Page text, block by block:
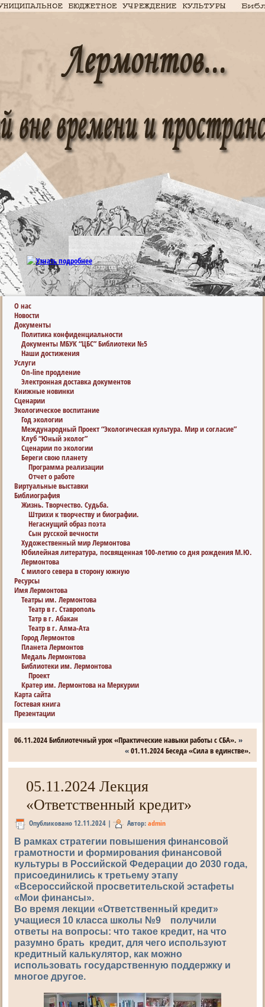
О нас
Новости
Документы
Политика конфиденциальности
Документы МБУК “ЦБС” Библиотеки №5
Наши достижения
Услуги
On-line продление
Электронная доставка документов
Книжные новинки
Сценарии
Экологическое воспитание
Год экологии
Международный Проект “Экологическая культура. Мир и согласие”
Клуб “Юный эколог”
Сценарии по экологии
Береги свою планету
Программа реализации
Отчет о работе
Виртуальные выставки
Библиография
Жизнь. Творчество. Судьба.
Штрихи к творчеству и биографии.
Негаснущий образ поэта
Сын русской вечности
Художественный мир Лермонтова
Юбилейная литература, посвященная 100-летию со дня рождения М.Ю.
Лермонтова
С милого севера в сторону южную
Ресурсы
Имя Лермонтова
Театры им. Лермонтова
Театр в г. Ставрополь
Татр в г. Абакан
Театр в г. Алма-Ата
Город Лермонтов
Планета Лермонтов
Медаль Лермонтова
Библиотеки им. Лермонтова
Проект
Кратер им. Лермонтова на Меркурии
Карта сайта
Гостевая книга
Презентации
06.11.2024 Библиотечный урок «Практические навыки работы с СБА». »
«01.11.2024 Беседа «Сила в единстве».
05.11.2024 Лекция
«Ответственный кредит»
Опубликовано 12.11.2024 | Автор: admin
В рамках стратегии повышения финансовой
грамотности и формирования финансовой
культуры в Российской Федерации до 2030 года,
присоединились к третьему этапу
«Всероссийской просветительской эстафеты
«Мои финансы».
Во время лекции «Ответственный кредит»
учащиеся 10 класса школы №9 получили
ответы на вопросы: что такое кредит, на что
разумно брать кредит, для чего используют
кредитный калькулятор, как можно
использовать государственную поддержку и
многое другое.